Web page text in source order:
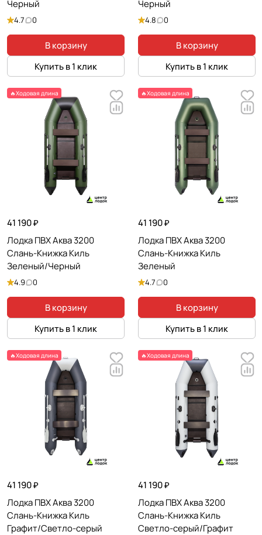
Черный
4.7 0
В корзину
Купить в 1 клик
Черный
4.8 0
В корзину
Купить в 1 клик
🔥Ходовая длина
41 190 ₽
Лодка ПВХ Аква 3200
Слань-Книжка Киль
Зеленый/Черный
4.9 0
В корзину
Купить в 1 клик
🔥Ходовая длина
41 190 ₽
Лодка ПВХ Аква 3200
Слань-Книжка Киль
Зеленый
4.7 0
В корзину
Купить в 1 клик
🔥Ходовая длина
41 190 ₽
Лодка ПВХ Аква 3200
Слань-Книжка Киль
Графит/Светло-серый
🔥Ходовая длина
41 190 ₽
Лодка ПВХ Аква 3200
Слань-Книжка Киль
Светло-серый/Графит